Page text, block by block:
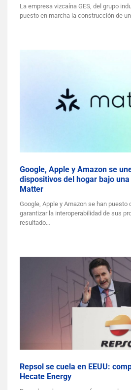
La empresa vizcaína GES, del grupo
puesto en marcha la construcción de
Google, Apple y Amazon se
dispositivos del hogar bajo
Matter
Google, Apple y Amazon se han puesto
garantizar la interoperabilidad de sus
resultado…
Repsol se cuela en EEUU:
Hecate Energy